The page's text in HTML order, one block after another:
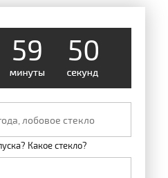
59 49
Какое стекло?